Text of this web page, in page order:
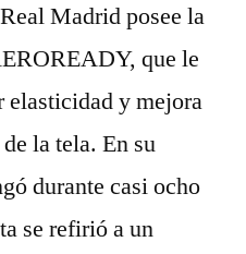
Madrid posee la
que le
elasticidad y mejora
la tela. En su
durante casi ocho
se refirió a un